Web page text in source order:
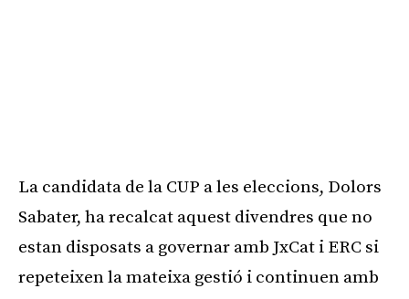
La candidata de la CUP a les eleccions, Dolors
Sabater, ha recalcat aquest divendres que no
estan disposats a governar amb JxCat i ERC si
repeteixen la mateixa gestió i continuen amb